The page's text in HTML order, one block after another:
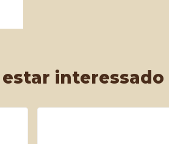
interessado